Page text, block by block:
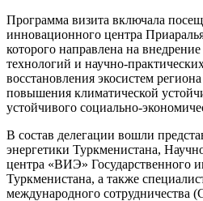
Программа визита включала
инновационного центра
которого направлена на
технологий и научно-
восстановления экосистем
повышения климатической
устойчивого социально-
В состав делегации вошли
энергетики Туркменистана,
центра «ВИЭ» Государственного
Туркменистана, а также
международного сотрудничества